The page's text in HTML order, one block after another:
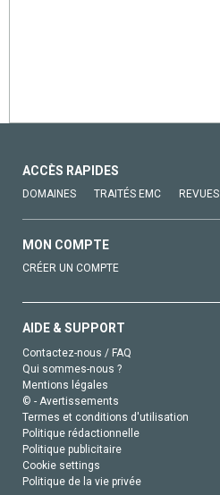
ACCÈS RAPIDES
DOMAINES TRAITÉS EMC REVUES
MON COMPTE
CRÉER UN COMPTE
AIDE & SUPPORT
Contactez-nous / FAQ
Qui sommes-nous ?
Mentions légales
© - Avertissements
Termes et conditions d'utilisation
Politique rédactionnelle
Politique publicitaire
Cookie settings
Politique de la vie privée